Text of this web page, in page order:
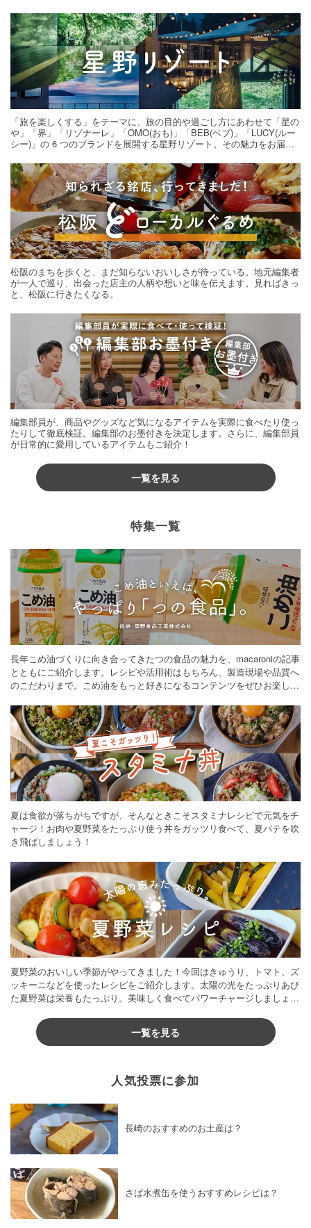
「旅を楽しくする」をテーマに、旅の目的や過ごし方にあわせて「星の
や」「界」「リゾナーレ」「OMO(おも)」「BEB(ベブ)」「LUCY(ルー
シー)」の 6 つのブランドを展開する星野リゾート。その魅力をお届け
松阪のまちを歩くと、まだ知らないおいしさが待っている。地元編集者
が一人で巡り、出会った店主の人柄や想いと味を伝えます。見ればきっ
と、松阪に行きたくなる。
編集部員が、商品やグッズなど気になるアイテムを実際に食べたり使っ
たりして徹底検証。編集部のお墨付きを決定します。さらに、編集部員
が日常的に愛用しているアイテムもご紹介！
一覧を見る
特集一覧
長年こめ油づくりに向き合ってきたつの食品の魅力を、macaroniの記事
とともにご紹介します。レシピや活用術はもちろん、製造現場や品質へ
のこだわりまで。こめ油をもっと好きになるコンテンツをぜひお楽しみ
夏は食欲が落ちがちですが、そんなときこそスタミナレシピで元気をチ
ャージ！お肉や夏野菜をたっぷり使う丼をガッツリ食べて、夏バテを吹
き飛ばしましょう！
夏野菜のおいしい季節がやってきました！今回はきゅうり、トマト、ズ
ッキーニなどを使ったレシピをご紹介します。太陽の光をたっぷりあび
た夏野菜は栄養もたっぷり。美味しく食べてパワーチャージしましょう
一覧を見る
人気投票に参加
長崎のおすすめのお土産は？
さば水煮缶を使うおすすめレシピは？